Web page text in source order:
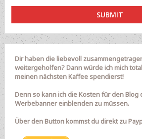
Dir haben die liebevoll
weitergeholfen? Dann würde ich mich
meinen nächsten Kaffee spendierst!
Denn so kann ich die Kosten für den
Werbebanner einblenden zu müssen.
Über den Button kommst du direkt zu